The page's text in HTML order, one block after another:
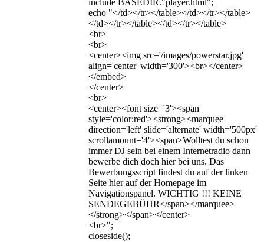
include BASEDIR."player.html";
echo "</td></tr></table></td></tr></table>
</td></tr></table></td></tr></table>
<br>
<br>
<center><img src='/images/powerstar.jpg'
align='center' width='300'><br></center>
</embed>
</center>
<br>
<center><font size='3'><span
style='color:red'><strong><marquee
direction='left' slide='alternate' width='500px'
scrollamount='4'><span>Wolltest du schon
immer DJ sein bei einem Internetradio dann
bewerbe dich doch hier bei uns. Das
Bewerbungsscript findest du auf der linken
Seite hier auf der Homepage im
Navigationspanel. WICHTIG !!! KEINE
SENDEGEBÜHR</span></marquee>
</strong></span></center>
<br>";
closeside();